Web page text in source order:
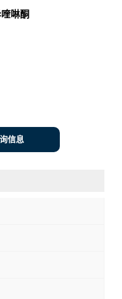
啉酮
信息